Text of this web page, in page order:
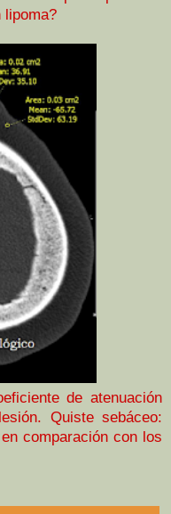
de atenuación
Quiste sebáceo:
comparación con los